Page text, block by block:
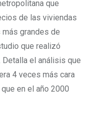
que
de las viviendas
grandes de
que realizó
Detalla el análisis que
4 veces más cara
en el año 2000